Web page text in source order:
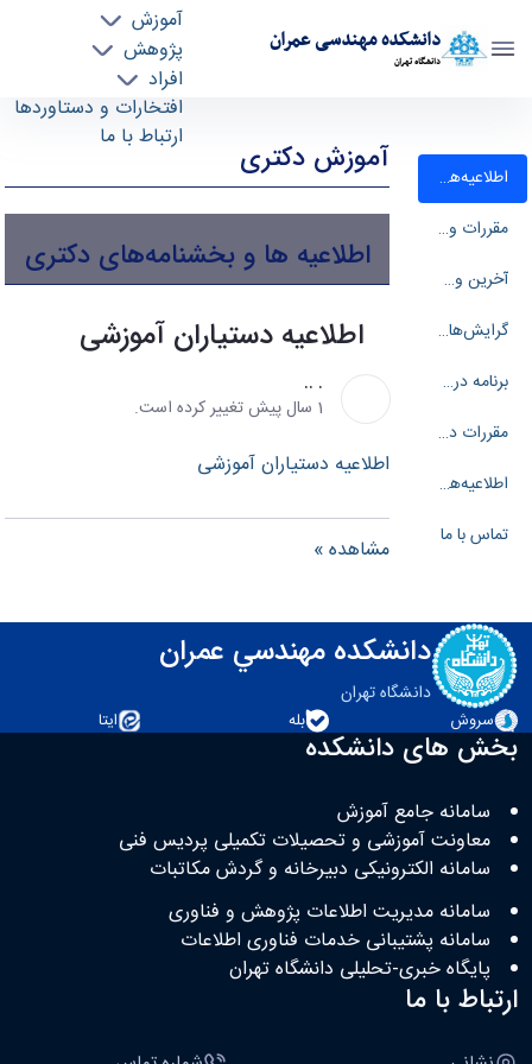
دانشکده مهندسی عمران
دانشگاه تهران
آموزش
پژوهش
افراد
افتخارات و دستاوردها
ارتباط با ما
اطلاعیه دستیاران آموزشی - civeng دانشکده
مهندسي عمران
اطلاعیه‌های دکتری، مقررات و ...
مقررات و آیین‌نامه‌های آموزشی دکتری
آخرین وضعیت آموزشی دانشجویان
گرایش‌ها
برنامه درسی و امتحانی
مقررات دوره دکتری
اطلاعیه‌های آزمون ورودی دکتری
تماس با ما
آموزش دکتری
اطلاعیه ها و بخشنامه‌های دکتری
اطلاعیه دستیاران آموزشی
. ..
1 سال پیش تغییر کرده است.
اطلاعیه دستیاران آموزشی
مشاهده »
دانشکده مهندسي عمران
دانشگاه تهران
سروش
بله ایتا
بخش های دانشکده
سامانه جامع آموزش
معاونت آموزشی و تحصيلات تکميلی پرديس فنی
سامانه الکترونيکی دبيرخانه و گردش مکاتبات
سامانه مديريت اطلاعات پژوهش و فناوری
سامانه پشتيبانی خدمات فناوری اطلاعات
پايگاه خبری-تحلیلی دانشگاه تهران
ارتباط با ما